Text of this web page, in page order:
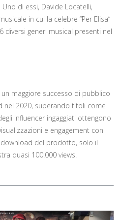
di essi, Davide Locatelli,
in cui la celebre “Per Elisa”
diversi generi musical presenti nel
maggiore successo di pubblico
nel 2020, superando titoli come
influencer ingaggiati ottengono
e engagement con
del prodotto, solo il
quasi 100.000 views.